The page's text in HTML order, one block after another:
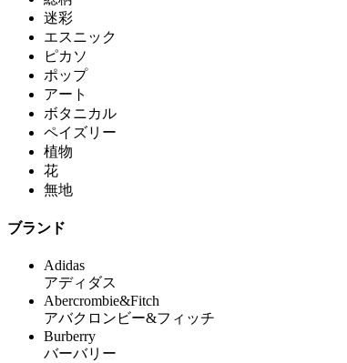
迷彩
エスニック
ピカソ
ポップ
アート
ボタニカル
ペイズリー
植物
花
無地
ブランド
Adidas
アディダス
Abercrombie&Fitch
アバクロンビー&フィッチ
Burberry
バーバリー